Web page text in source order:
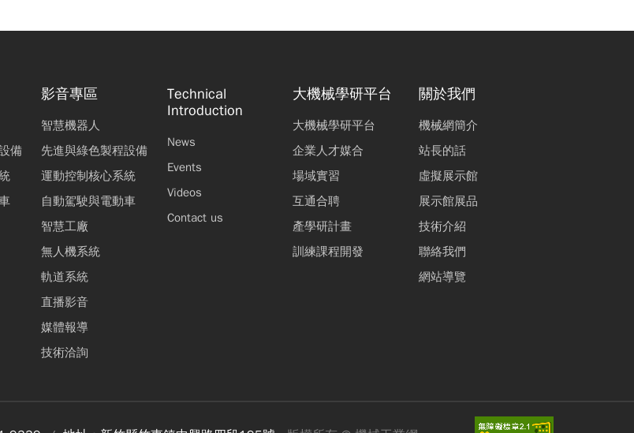
備
影音專區
智慧機器人
先進與綠色製程設備
運動控制核心系統
自動駕駛與電動車
智慧工廠
無人機系統
軌道系統
直播影音
媒體報導
技術洽詢
Technical
Introduction
News
Events
Videos
Contact us
大機械學研平台
大機械學研平台
企業人才媒合
場域實習
互通合聘
產學研計畫
訓練課程開發
關於我們
機械網簡介
站長的話
虛擬展示館
展示館展品
技術介紹
聯絡我們
網站導覽